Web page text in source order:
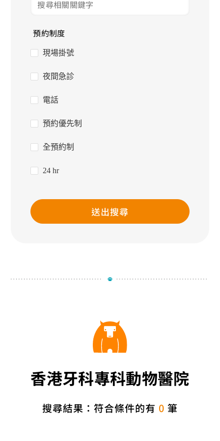
預約制度
現場掛號
夜間急診
電話
預約優先制
全預約制
24 hr
送出搜尋
香港牙科專科動物醫院
搜尋結果：符合條件的有 0 筆